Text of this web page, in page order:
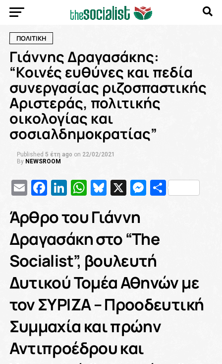
ΠΟΛΙΤΙΚΗ
Γιάννης Δραγασάκης:
“Κοινές ευθύνες και πεδία
συνεργασίας ριζοσπαστικής
Αριστεράς, πολιτικής
οικολογίας και
σοσιαλδημοκρατίας”
Published 5 έτη ago on 22/02/2021
By NEWSROOM
EmailFacebook
LinkedIn
WhatsApp
Bluesky
X
Άρθρο του Γιάννη
Δραγασάκη στο “The
Socialist”, βουλευτή
Δυτικού Τομέα Αθηνών με
τον ΣΥΡΙΖΑ – Προοδευτική
Συμμαχία και πρώην
Αντιπροέδρου και